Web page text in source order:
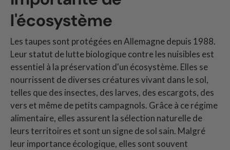
l'écosystème
Les taupes sont protégées en Allemagne depuis 1988.
Leur statut de lutte biologique contre les nuisibles est
essentiel à la préservation d'un écosystème. Elles se
nourrissent de diverses créatures vivant dans le sol,
telles que des insectes, des larves, des escargots, des
vers et même de petits campagnols. Grâce à ce régime
alimentaire, elles assurent la sélection naturelle de
leurs territoires et sont un signe de sol sain. Malgré
leur importance écologique, elles sont souvent